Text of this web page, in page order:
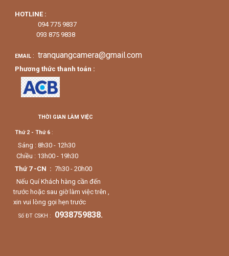
HOTLINE :
094 775 9837
093 875 9838
EMAIL : tranquangcamera@gmail.com
Phương thức thanh toán :
THỜI GIAN LÀM VIỆC
Thứ 2 - Thứ 6 :
Sáng : 8h30 - 12h30
Chiều : 13h00 - 19h30
Thứ 7 -CN : 7h30 - 20h00
Nếu Quí Khách hàng cần đến
trước hoặc sau giờ làm việc trên ,
xin vui lòng gọi hẹn trước
Số ĐT CSKH : 0938759838.